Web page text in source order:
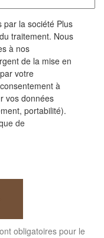
par la société Plus
traitement. Nous
à nos
de la mise en
votre
à
vos données
portabilité).
de
obligatoires pour le